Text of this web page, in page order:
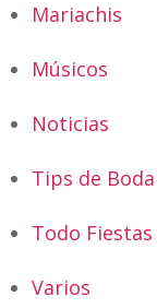
Mariachis
Músicos
Noticias
Tips de Boda
Todo Fiestas
Varios